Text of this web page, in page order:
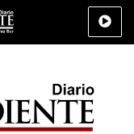
Deportes Cultura